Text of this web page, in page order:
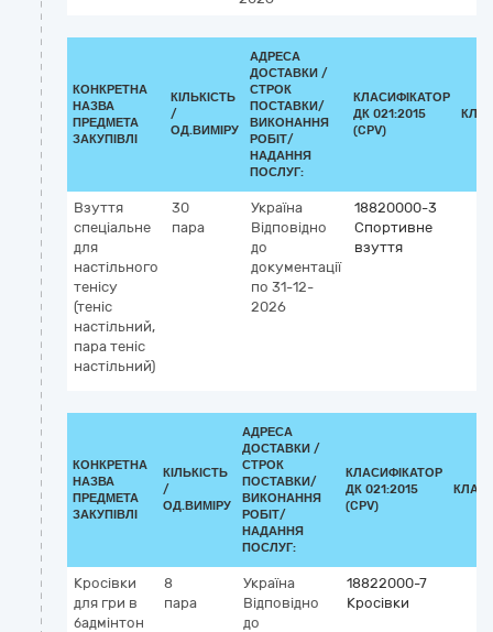
КОНКРЕТНА
НАЗВА
ПРЕДМЕТА
ЗАКУПІВЛІ
КІЛЬКІСТЬ
/
ОД.ВИМІРУ
АДРЕСА
ДОСТАВКИ /
СТРОК
ПОСТАВКИ/
ВИКОНАННЯ
РОБІТ/
НАДАННЯ
ПОСЛУГ:
КЛАСИФІКАТОР
ДК 021:2015
(CPV)
Взуття
спеціальне
для
настільного
тенісу
(теніс
настільний,
пара теніс
настільний)
30
пара
Україна
Відповідно
до
документації
по 31-12-
2026
18820000-3
Спортивне
взуття
КОНКРЕТНА
НАЗВА
ПРЕДМЕТА
ЗАКУПІВЛІ
КІЛЬКІСТЬ
/
ОД.ВИМІРУ
АДРЕСА
ДОСТАВКИ /
СТРОК
ПОСТАВКИ/
ВИКОНАННЯ
РОБІТ/
НАДАННЯ
ПОСЛУГ:
КЛАСИФІКАТОР
ДК 021:2015
(CPV)
Кросівки
для гри в
бадмінтон
8
пара
Україна
Відповідно
до
18822000-7
Кросівки